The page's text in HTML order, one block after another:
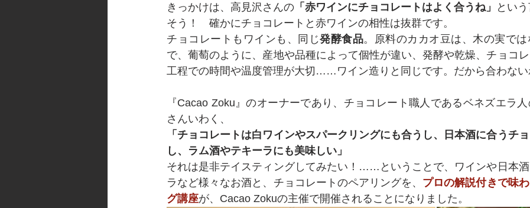
きっかけは、高見沢さんの 「赤ワインにチョコレートはよく合うね」
という
そう！　確かにチョコレートと赤ワインの相性は抜群です。
チョコレートもワインも、同じ発酵食品。原料のカカオ豆は、木の実で
で、葡萄のように、産地や品種によって個性が違い、発酵や乾燥、チョコ
工程での時間や温度管理が大切……ワイン造りと同じです。だから合わない
『Cacao Zoku』のオーナーであり、チョコレート職人であるベネズエラ
さんいわく、
「チョコレートは白ワインやスパークリングにも合うし、日本酒に合うチ
し、ラム酒やテキーラにも美味しい」
それは是非テイスティングしてみたい！……ということで、ワインや日本
ラなど様々なお酒と、チョコレートのペアリングを、 プロの解説付きで味
グ講座が、Cacao Zokuの主催で開催されることになりました。